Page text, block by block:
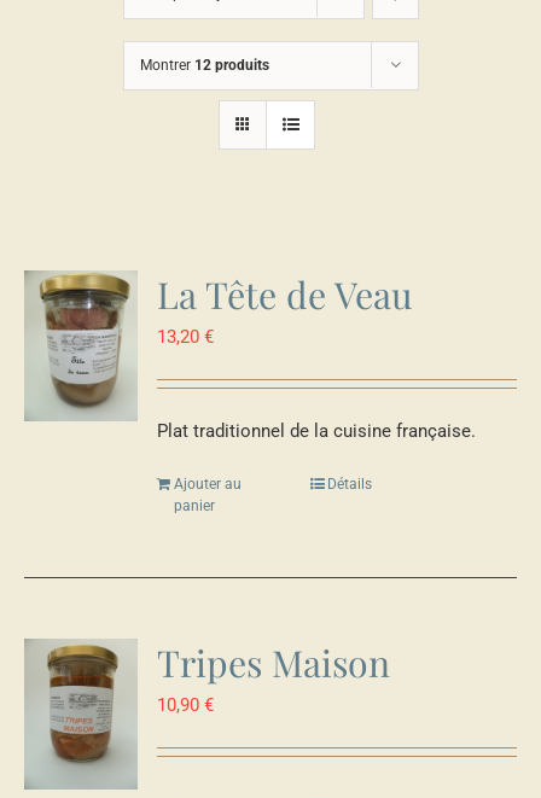
Montrer 12 produits
La Tête de Veau
13,20€
Plat traditionnel de la cuisine française.
Ajouter au
panier
Détails
Tripes Maison
10,90€